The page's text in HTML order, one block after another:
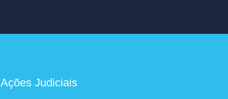
Judiciais